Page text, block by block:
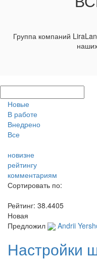
Группа компаний
Новые
В работе
Внедрено
Все
новизне
рейтингу
комментариям
Сортировать по:
Рейтинг: 38.4405
Новая
Предложил
Andrii
Настройки